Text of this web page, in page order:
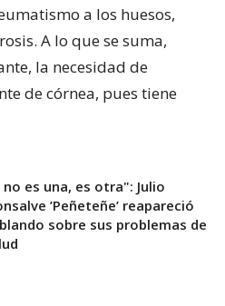
a los huesos,
A lo que se suma,
la necesidad de
de córnea, pues tiene
no es una, es otra": Julio
’Peñeteñe’ reapareció
sobre sus problemas de